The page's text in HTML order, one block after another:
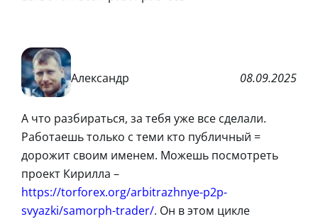
Александр 08.09.2025
А что разбираться, за тебя уже все сделали.
Работаешь только с теми кто публичный =
дорожит своим именем. Можешь посмотреть
проект Кирилла –
https://torforex.org/arbitrazhnye-p2p-
svyazki/samorph-trader/. Он в этом цикле